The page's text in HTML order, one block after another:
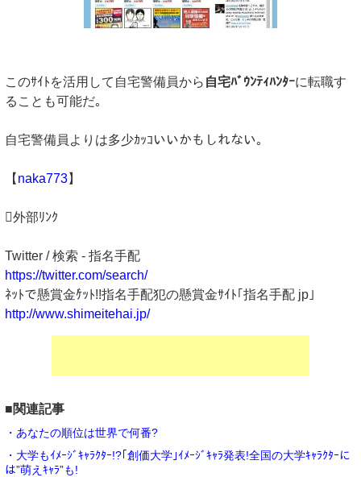
このｻｲﾄを活用して自宅警備員から 自宅ﾊﾞｳﾝﾃｨﾊﾝﾀｰに転職す
ることも可能だ｡
自宅警備員よりは多少ｶｯｺいいかもしれない｡
【 naka773】
外部ﾘﾝｸ
Twitter / 検索 - 指名手配
https://twitter.com/search/
ﾈｯﾄで懸賞金ｹ゙ｯﾄ!!指名手配犯の懸賞金ｻｲﾄ｢指名手配 jp｣
http://www.shimeitehai.jp/
■関連記事
・あなたの順位は世界で何番?
・大学もｲﾒｰｼﾞｷｬﾗｸﾀｰ!?｢創価大学｣ｲﾒｰｼﾞｷｬﾗ発表!全国の大学ｷｬﾗｸﾀｰに
は”萌えｷｬﾗ”も!